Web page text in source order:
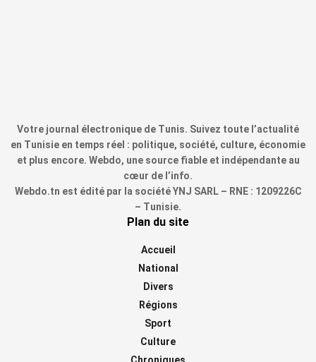
Votre journal électronique de Tunis. Suivez toute l’actualité
en Tunisie en temps réel : politique, société, culture, économie
et plus encore. Webdo, une source fiable et indépendante au
cœur de l’info.
Webdo.tn est édité par la société YNJ SARL – RNE : 1209226C
– Tunisie.
Plan du site
Accueil
National
Divers
Régions
Sport
Culture